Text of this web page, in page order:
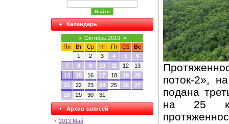
Календарь
« Октябрь 2019 »
Пн
Вт Ср Чт Пт Сб
Вс
1
2 3 4 5
6
7
8 9 10 11 12
13
14
15 16 17 18 19
20
21
22 23 24 25 26
27
28
29 30 31
Архив записей
2013 Май
поток-2»,
подана
на 25